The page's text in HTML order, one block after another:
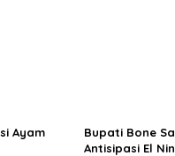
Ayam
Bupati Bone
Antisipasi El